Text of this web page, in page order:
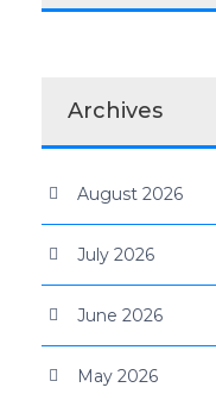
Archives
August 2026
July 2026
June 2026
May 2026